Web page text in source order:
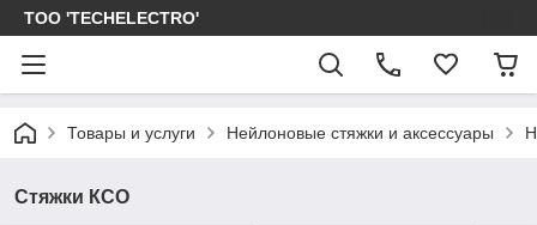
ТОО 'TECHELECTRO'
Товары и услуги Нейлоновые стяжки и аксессуары
Стяжки КСО